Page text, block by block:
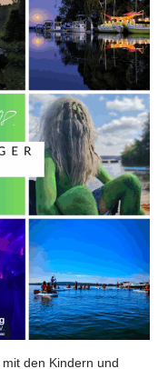
mit den Kindern und